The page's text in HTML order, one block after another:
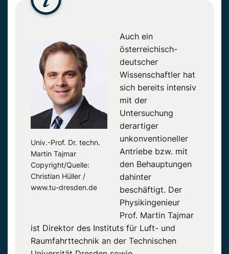
Univ.-Prof. Dr. techn.
Martin Tajmar
Copyright/Quelle:
Christian Hüller /
www.tu-dresden.de
Auch ein
österreichisch-
deutscher
Wissenschaftler hat
sich bereits intensiv
mit der
Untersuchung
derartiger
unkonventioneller
Antriebe bzw. mit
den Behauptungen
dahinter
beschäftigt. Der
Physikingenieur
Prof. Martin Tajmar
ist Direktor des Instituts für Luft- und
Raumfahrttechnik an der Technischen